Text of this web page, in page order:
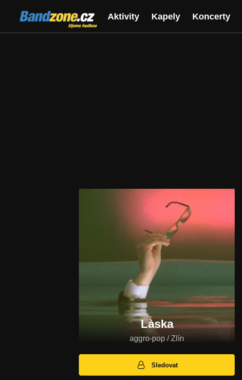
Bandzone.cz
žijeme hudbou
Aktivity Kapely Koncerty
Làska
aggro-pop / Zlín
Sledovat